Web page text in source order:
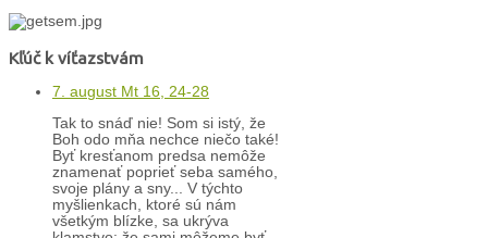
Kľúč k víťazstvám
7. august Mt 16, 24-28
Tak to snáď nie! Som si istý, že
Boh odo mňa nechce niečo také!
Byť kresťanom predsa nemôže
znamenať poprieť seba samého,
svoje plány a sny... V týchto
myšlienkach, ktoré sú nám
všetkým blízke, sa ukrýva